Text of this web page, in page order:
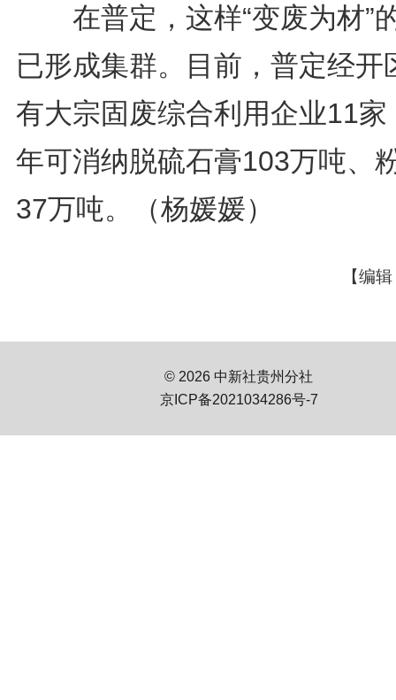
在普定，这样“变废为材”
已形成集群。目前，普定经开
有大宗固废综合利用企业11家
年可消纳脱硫石膏103万吨、
37万吨。（杨媛媛）
【编
© 2026 中新社贵州分社
京ICP备2021034286号-7